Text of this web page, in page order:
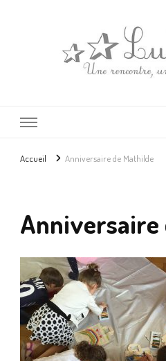
Accueil Anniversaire de Mathilde
Anniversaire